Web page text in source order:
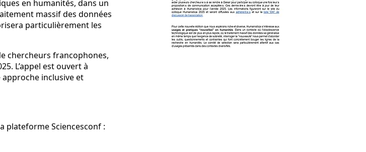
en humanités, dans un
massif des données
particulièrement les
chercheurs francophones,
L’appel est ouvert à
inclusive et
plateforme Sciencesconf :